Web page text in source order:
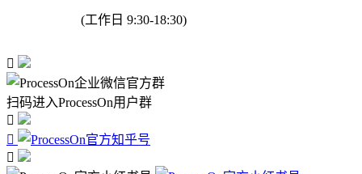
(工作日 9:30-18:30)

扫码进入ProcessOn用户群


